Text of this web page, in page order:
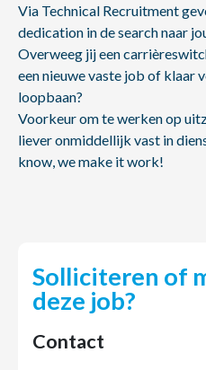
Via Technical Recruitment
dedication in de search naar
Overweeg jij een
een nieuwe vaste job of klaar
loopbaan?
Voorkeur om te werken op
liever onmiddellijk vast in
know, we make it work!
Solliciteren of
deze job?
Contact